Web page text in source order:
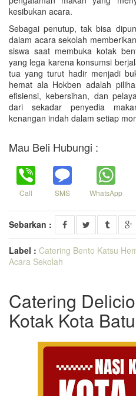
kesibukan acara.
Sebagai penutup, tak bisa
dalam acara sekolah
siswa saat membuka kotak
yang lega karena konsumsi
tua yang turut hadir menjadi
hemat ala Hokben adalah
efisiensi, kebersihan, dan
dari sekadar penyedia
kenangan indah dalam setiap
Mau Beli Hubungi :
Call SMS WhatsApp
Sebarkan :
Label : Catering Bento Katsu
Acara Sekolah
Catering
Kotak Kota